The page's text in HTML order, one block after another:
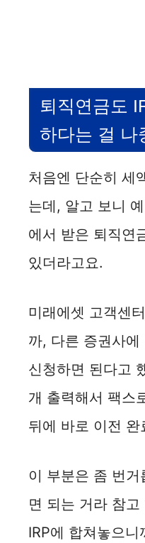
퇴직연금도
하다는 걸 나
처음엔 단순히 세
는데, 알고 보니
에서 받은 퇴직연
있더라고요.
미래에셋 고객센
까, 다른 증권사에
신청하면 된다고
개 출력해서 팩스
뒤에 바로 이전 완
이 부분은 좀 번
면 되는 거라 참
IRP에 합쳐놓으